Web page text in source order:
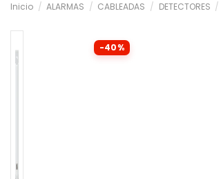
Inicio ALARMAS CABLEADAS DETECTORES
-40%